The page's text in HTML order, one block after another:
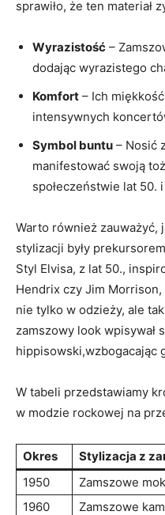
sprawiło, że ten materiał
Wyrazistość –
dodając wyrazistego
Komfort – Ich
intensywnych
Symbol buntu – Nosić
manifestować swoją
społeczeństwie lat 50.
Warto również zauważyć,
stylizacji były
Styl Elvisa, z lat 50.,
Hendrix czy Jim
nie tylko w odzieży, ale
zamszowy look wpisywał
hippisowski,wzbogacając
W tabeli przedstawiamy
w modzie rockowej na
Okres Stylizacja z
1950
Zamszowe
1960
Zamszowe